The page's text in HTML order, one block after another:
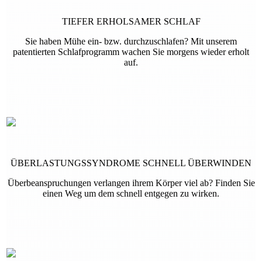
TIEFER ERHOLSAMER SCHLAF
Sie haben Mühe ein- bzw. durch­zuschlafen? Mit unserem
patentierten Schlaf­programm wachen Sie morgens wieder erholt
auf.
ÜBERLASTUNGSSYNDROME SCHNELL ÜBERWINDEN
Überbeanspruchungen verlangen ihrem Körper viel ab? Finden Sie
einen Weg um dem schnell entgegen zu wirken.